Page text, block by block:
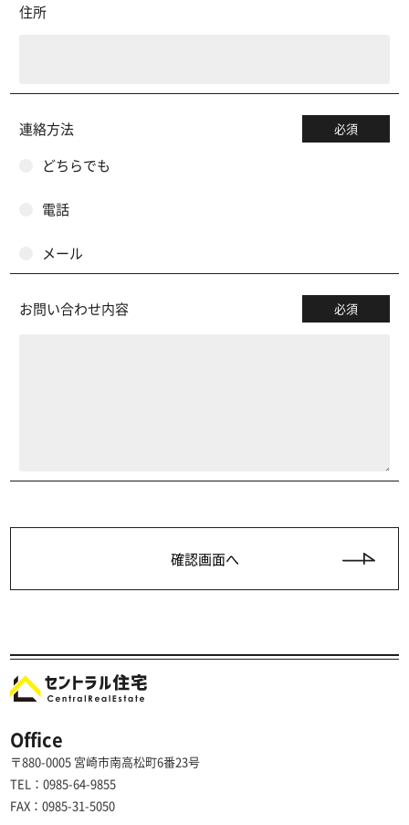
住所
連絡方法 必須
どちらでも
電話
メール
お問い合わせ内容 必須
Office
〒880-0005 宮崎市南高松町6番23号
TEL：0985-64-9855
FAX：0985-31-5050